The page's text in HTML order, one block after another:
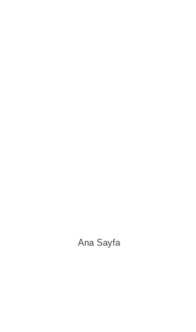
Ana Sayfa